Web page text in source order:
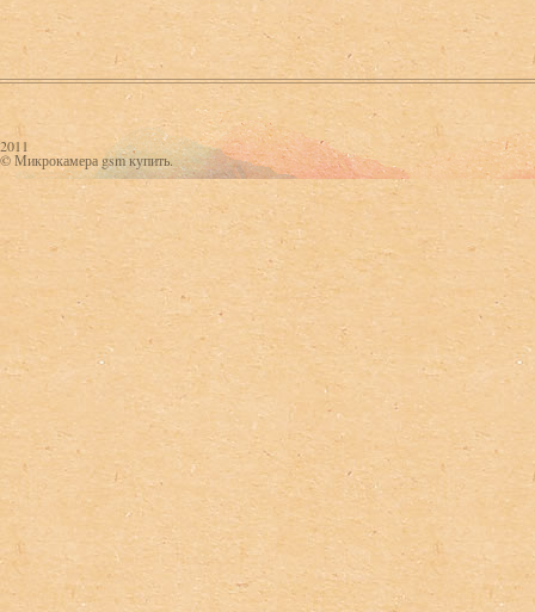
2011
© Микрокамера gsm купить.